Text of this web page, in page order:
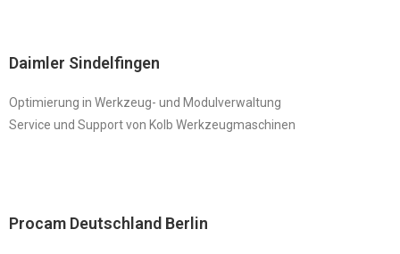
Daimler Sindelfingen
Optimierung in Werkzeug- und Modulverwaltung
Service und Support von Kolb Werkzeugmaschinen
Procam Deutschland Berlin